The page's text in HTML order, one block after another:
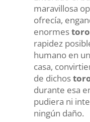
maravillosa
ofrecía,
enormes
rapidez
humano en
casa,
de dichos
durante esa
pudiera ni
ningún daño.